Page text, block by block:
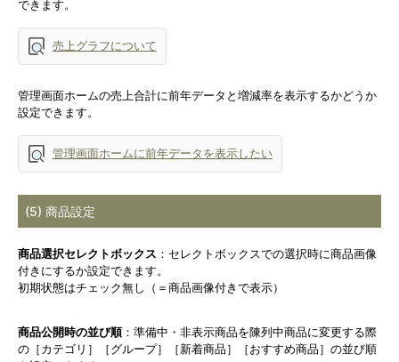
できます。
売上グラフについて
管理画面ホームの売上合計に前年データと増減率を表示するかどうか
設定できます。
管理画面ホームに前年データを表示したい
(5) 商品設定
商品選択セレクトボックス ：セレクトボックスでの選択時に商品画像
付きにするか設定できます。
初期状態はチェック無し（＝商品画像付きで表示）
商品公開時の並び順：準備中・非表示商品を陳列中商品に変更する際
の［カテゴリ］［グループ］［新着商品］［おすすめ商品］の並び順